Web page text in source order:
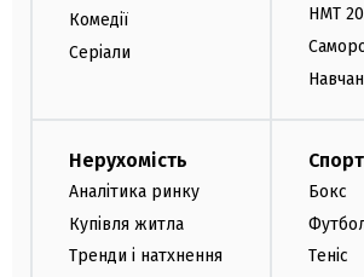
Комедії
Серіали
НМТ
Нерухомість
Аналітика ринку
Купівля житла
Тренди і натхнення
Спорт
Бокс
Теніс